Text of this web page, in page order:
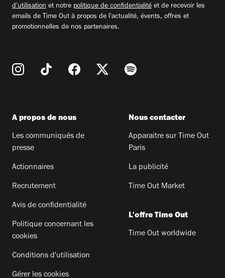
d'utilisation et notre politique de confidentialité et de recevoir les
emails de Time Out à propos de l'actualité, évents, offres et
promotionnelles de nos partenaires.
A propos de nous
Les communiqués de
presse
Actionnaires
Recrutement
Avis de confidentialité
Politique concernant les
cookies
Conditions d'utilisation
Gérer les cookies
Nous contacter
Apparaitre sur Time Out
Paris
La publicité
Time Out Market
L'offre Time Out
Time Out worldwide